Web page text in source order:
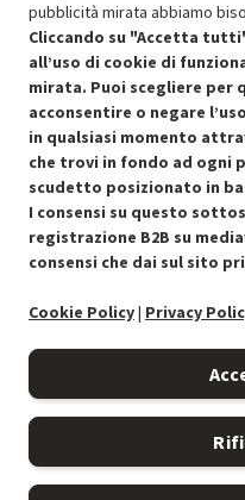
SCONTO
Approfitta dello sconto
Condizioni generali di
pubblicità mirata abbiamo
Cliccando su "Accetta
all’uso di cookie di
mirata. Puoi scegliere per
acconsentire o negare
in qualsiasi momento
che trovi in fondo ad ogni
scudetto posizionato in
I consensi su questo
registrazione B2B su
consensi che dai sul sito
Cookie Policy| Privacy